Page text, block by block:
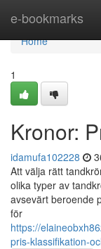
e-bookmarks
Home
Home
1
Kronor:
idamufa102228
Att välja rätt
olika typer av
avsevärt beroende
för
https://
pris-klassifikation-